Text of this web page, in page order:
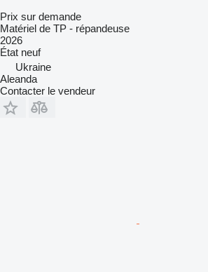
Prix sur demande
Matériel de TP - répandeuse
2026
État neuf
Ukraine
Aleanda
Contacter le vendeur